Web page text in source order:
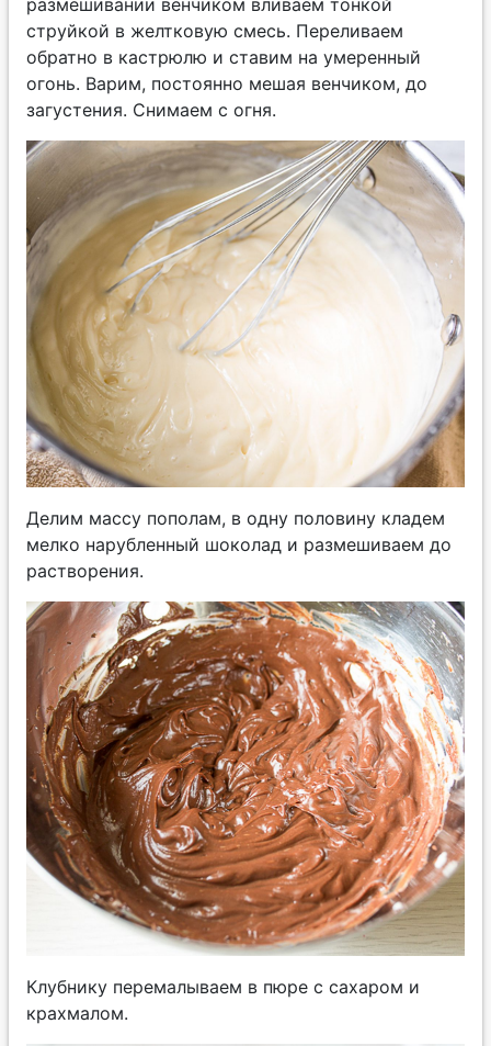
струйкой в желтковую смесь. Переливаем
обратно в кастрюлю и ставим на умеренный
огонь. Варим, постоянно мешая венчиком, до
загустения. Снимаем с огня.
Делим массу пополам, в одну половину кладем
мелко нарубленный шоколад и размешиваем до
растворения.
Клубнику перемалываем в пюре с сахаром и
крахмалом.